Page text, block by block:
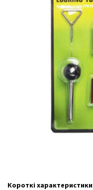
Короткі характеристики